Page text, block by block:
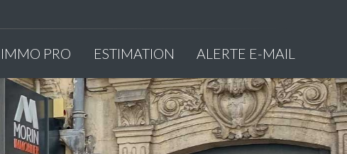
IMMO PRO ESTIMATION ALERTE E-MAIL